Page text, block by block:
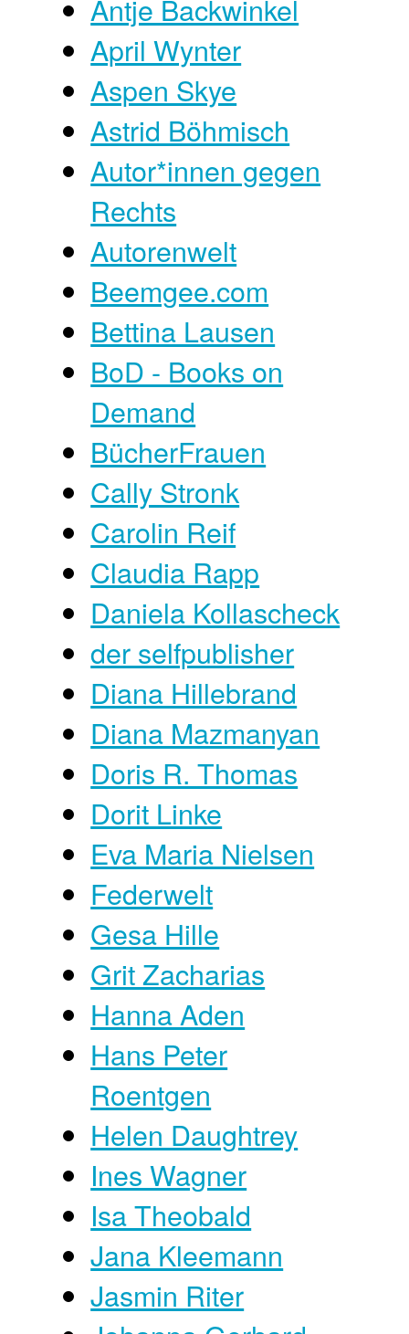
Antje Backwinkel
April Wynter
Aspen Skye
Astrid Böhmisch
Autor*innen gegen
Rechts
Autorenwelt
Beemgee.com
Bettina Lausen
BoD - Books on
Demand
BücherFrauen
Cally Stronk
Carolin Reif
Claudia Rapp
Daniela Kollascheck
der selfpublisher
Diana Hillebrand
Diana Mazmanyan
Doris R. Thomas
Dorit Linke
Eva Maria Nielsen
Federwelt
Gesa Hille
Grit Zacharias
Hanna Aden
Hans Peter
Roentgen
Helen Daughtrey
Ines Wagner
Isa Theobald
Jana Kleemann
Jasmin Riter